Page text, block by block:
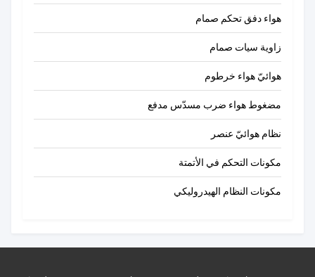
هواء دفق تحكم صمام
زاوية سيات صمام
هوائيّ هواء خرطوم
مضغوط هواء ضرب مسدّس مدفع
نظام هوائيّ عنصر
مكونات التحكم في الأتمتة
مكونات النظام الهيدروليكي